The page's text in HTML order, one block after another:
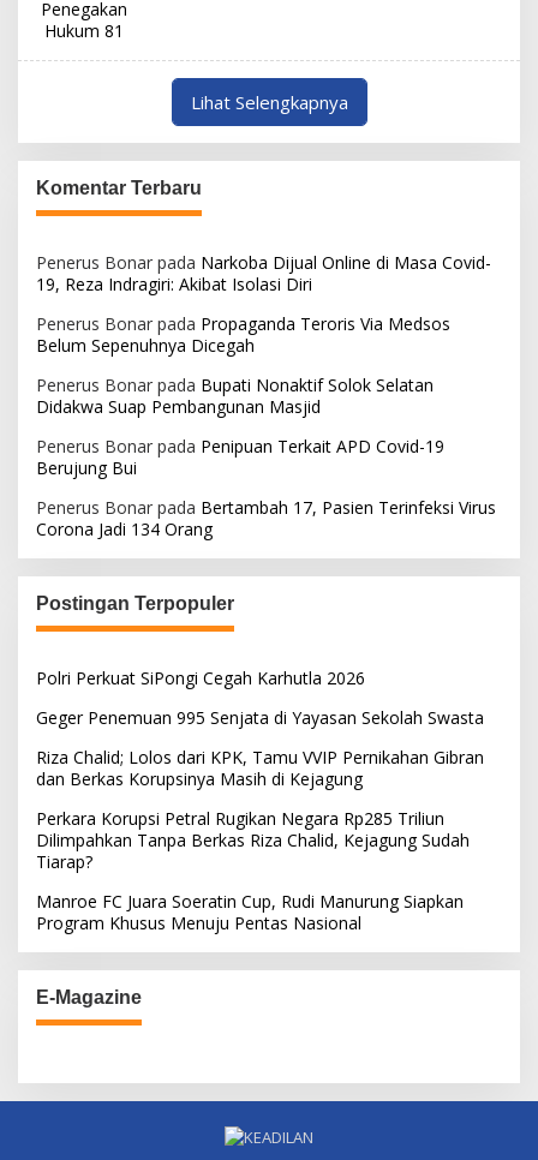
Lihat Selengkapnya
Komentar Terbaru
Penerus Bonar pada Narkoba Dijual Online di Masa Covid-
19, Reza Indragiri: Akibat Isolasi Diri
Penerus Bonar pada Propaganda Teroris Via Medsos
Belum Sepenuhnya Dicegah
Penerus Bonar pada Bupati Nonaktif Solok Selatan
Didakwa Suap Pembangunan Masjid
Penerus Bonar pada Penipuan Terkait APD Covid-19
Berujung Bui
Penerus Bonar pada Bertambah 17, Pasien Terinfeksi Virus
Corona Jadi 134 Orang
Postingan Terpopuler
Polri Perkuat SiPongi Cegah Karhutla 2026
Geger Penemuan 995 Senjata di Yayasan Sekolah Swasta
Riza Chalid; Lolos dari KPK, Tamu VVIP Pernikahan Gibran
dan Berkas Korupsinya Masih di Kejagung
Perkara Korupsi Petral Rugikan Negara Rp285 Triliun
Dilimpahkan Tanpa Berkas Riza Chalid, Kejagung Sudah
Tiarap?
Manroe FC Juara Soeratin Cup, Rudi Manurung Siapkan
Program Khusus Menuju Pentas Nasional
E-Magazine